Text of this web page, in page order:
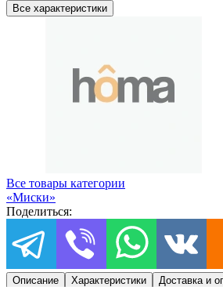
Все характеристики
Все товары категории
«Миски»
Поделиться:
Описание Характеристики Доставка и